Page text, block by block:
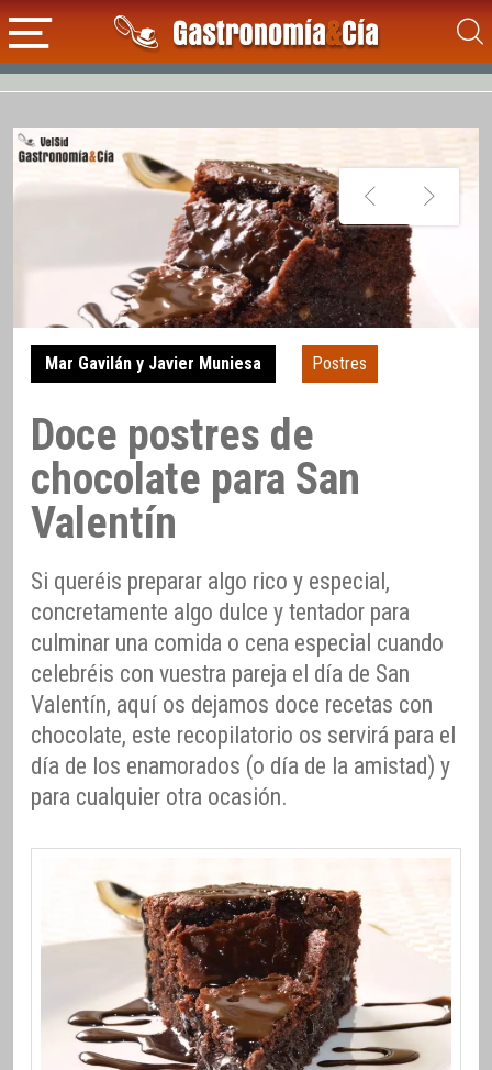
Mar Gavilán y Javier Muniesa Postres
Doce postres de
chocolate para San
Valentín
Si queréis preparar algo rico y especial,
concretamente algo dulce y tentador para
culminar una comida o cena especial cuando
celebréis con vuestra pareja el día de San
Valentín, aquí os dejamos doce recetas con
chocolate, este recopilatorio os servirá para el
día de los enamorados (o día de la amistad) y
para cualquier otra ocasión.